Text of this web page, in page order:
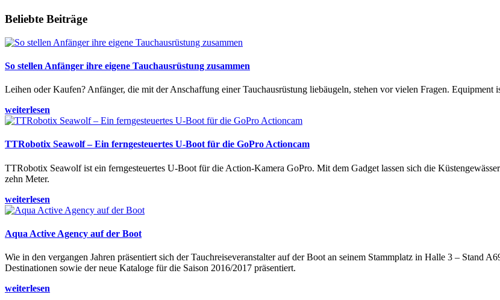
Beliebte Beiträge
So stellen Anfänger ihre eigene Tauchausrüstung zusammen
Leihen oder Kaufen? Anfänger, die mit der Anschaffung einer Tauchausrüstung liebäugeln, stehen vor vielen Fragen.
weiterlesen
TTRobotix Seawolf – Ein ferngesteuertes U-Boot für die GoPro Actioncam
TTRobotix Seawolf ist ein ferngesteuertes U-Boot für die Action-Kamera GoPro. Mit dem Gadget lassen sich die
zehn Meter.
weiterlesen
Aqua Active Agency auf der Boot
Wie in den vergangen Jahren präsentiert sich der Tauchreiseveranstalter auf der Boot an seinem Stammplatz in Halle 3 – Stand
Destinationen sowie der neue Kataloge für die Saison 2016/2017 präsentiert.
weiterlesen